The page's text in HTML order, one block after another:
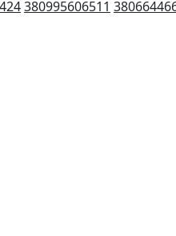
380995606511